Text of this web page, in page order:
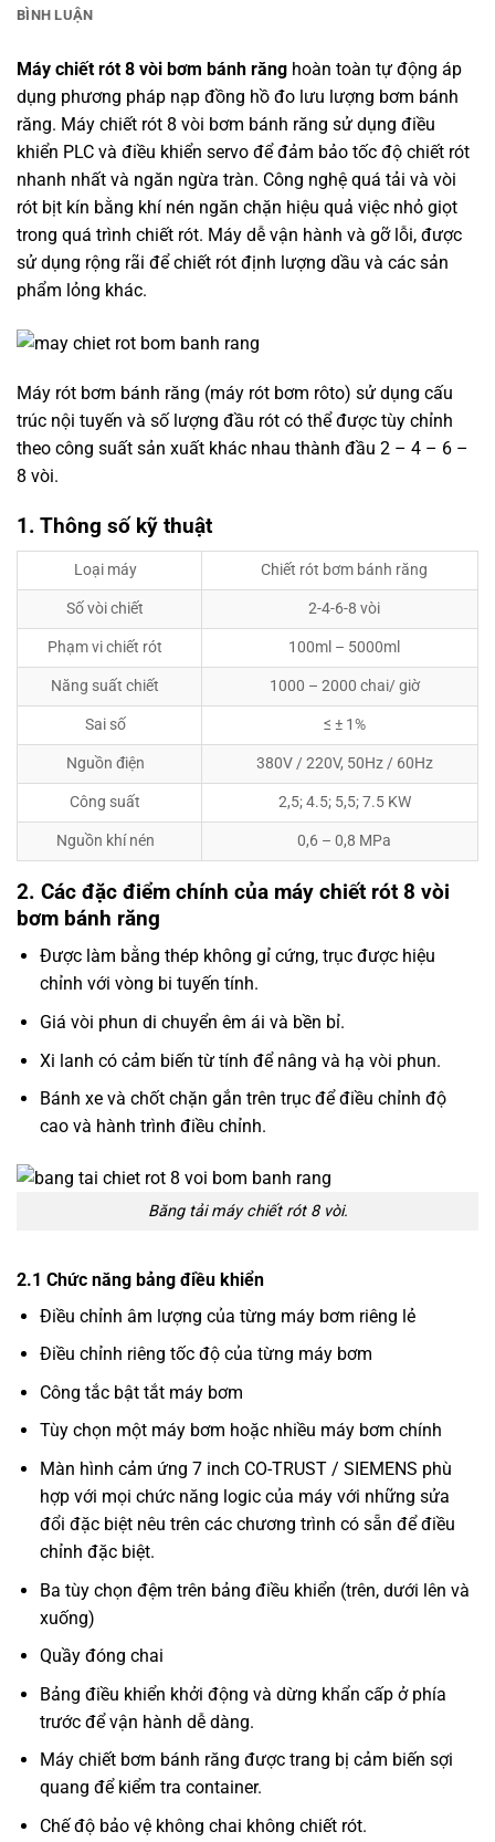
BÌNH LUẬN
Máy chiết rót 8 vòi bơm bánh răng hoàn toàn tự động áp
dụng phương pháp nạp đồng hồ đo lưu lượng bơm bánh
răng. Máy chiết rót 8 vòi bơm bánh răng sử dụng điều
khiển PLC và điều khiển servo để đảm bảo tốc độ chiết rót
nhanh nhất và ngăn ngừa tràn. Công nghệ quá tải và vòi
rót bịt kín bằng khí nén ngăn chặn hiệu quả việc nhỏ giọt
trong quá trình chiết rót. Máy dễ vận hành và gỡ lỗi, được
sử dụng rộng rãi để chiết rót định lượng dầu và các sản
phẩm lỏng khác.
Máy rót bơm bánh răng (máy rót bơm rôto) sử dụng cấu
trúc nội tuyến và số lượng đầu rót có thể được tùy chỉnh
theo công suất sản xuất khác nhau thành đầu 2 – 4 – 6 –
8 vòi.
1. Thông số kỹ thuật
Loại máy Chiết rót bơm bánh răng
Số vòi chiết 2-4-6-8 vòi
Phạm vi chiết rót 100ml – 5000ml
Năng suất chiết 1000 – 2000 chai/ giờ
Sai số ≤ ± 1%
Nguồn điện 380V / 220V, 50Hz / 60Hz
Công suất 2,5; 4.5; 5,5; 7.5 KW
Nguồn khí nén 0,6 – 0,8 MPa
2. Các đặc điểm chính của máy chiết rót 8 vòi
bơm bánh răng
Được làm bằng thép không gỉ cứng, trục được hiệu
chỉnh với vòng bi tuyến tính.
Giá vòi phun di chuyển êm ái và bền bỉ.
Xi lanh có cảm biến từ tính để nâng và hạ vòi phun.
Bánh xe và chốt chặn gắn trên trục để điều chỉnh độ
cao và hành trình điều chỉnh.
Băng tải máy chiết rót 8 vòi.
2.1 Chức năng bảng điều khiển
Điều chỉnh âm lượng của từng máy bơm riêng lẻ
Điều chỉnh riêng tốc độ của từng máy bơm
Công tắc bật tắt máy bơm
Tùy chọn một máy bơm hoặc nhiều máy bơm chính
Màn hình cảm ứng 7 inch CO-TRUST / SIEMENS phù
hợp với mọi chức năng logic của máy với những sửa
đổi đặc biệt nêu trên các chương trình có sẵn để điều
chỉnh đặc biệt.
Ba tùy chọn đệm trên bảng điều khiển (trên, dưới lên và
xuống)
Quầy đóng chai
Bảng điều khiển khởi động và dừng khẩn cấp ở phía
trước để vận hành dễ dàng.
Máy chiết bơm bánh răng được trang bị cảm biến sợi
quang để kiểm tra container.
Chế độ bảo vệ không chai không chiết rót.